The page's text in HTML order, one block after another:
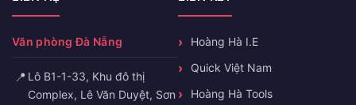
Văn phòng Đà Nẵng
📍 Lô B1-1-33, Khu đô thị
Complex, Lê Văn Duyệt, Sơn
Hoàng Hà I.E
Quick Việt Nam
Hoàng Hà Tools